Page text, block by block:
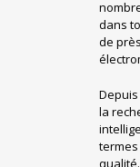
dans
de
Depuis
la
qualité.